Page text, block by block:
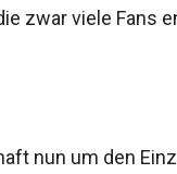
zwar viele Fans
nun um den